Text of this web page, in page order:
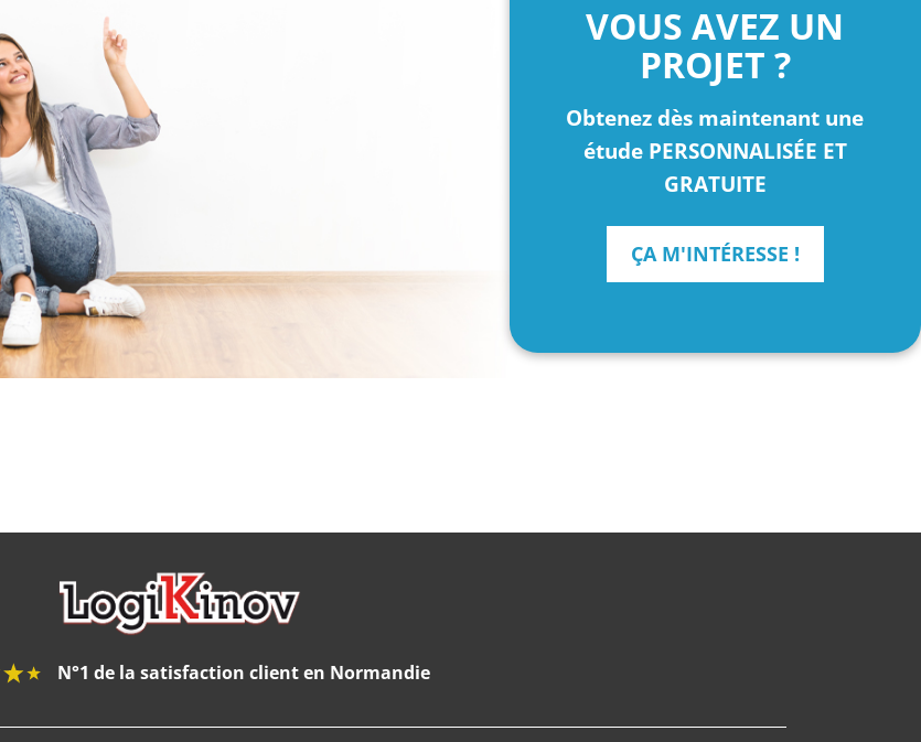
VOUS AVEZ UN
PROJET ?
Obtenez dès maintenant une
étude PERSONNALISÉE ET
GRATUITE
ÇA M'INTÉRESSE !
N°1 de la satisfaction client en Normandie